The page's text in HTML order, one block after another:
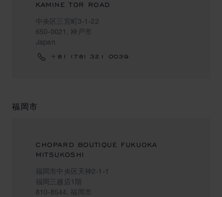
KAMINE TOR ROAD
中央区三宮町3-1-22
650-0021, 神戸市
Japan
+81 (78) 321 0039
福岡市
CHOPARD BOUTIQUE FUKUOKA
MITSUKOSHI
福岡市中央区天神2-1-1
福岡三越店1階
810-8544, 福岡市